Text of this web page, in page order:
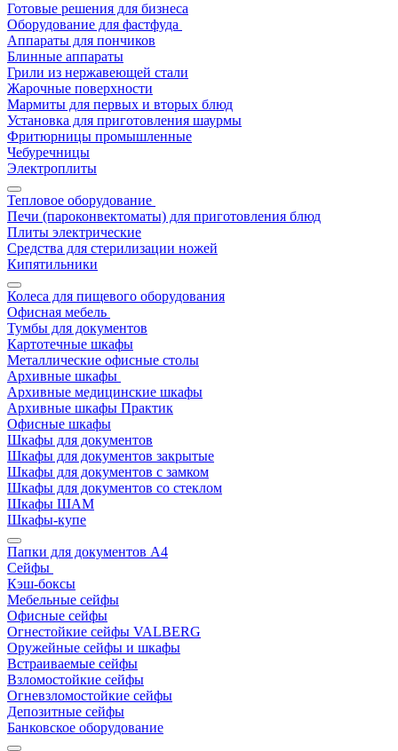
Готовые решения для бизнеса
Оборудование для фастфуда
Аппараты для пончиков
Блинные аппараты
Грили из нержавеющей стали
Жарочные поверхности
Мармиты для первых и вторых блюд
Установка для приготовления шаурмы
Фритюрницы промышленные
Чебуречницы
Электроплиты
Тепловое оборудование
Печи (пароконвектоматы) для приготовления блюд
Плиты электрические
Средства для стерилизации ножей
Кипятильники
Колеса для пищевого оборудования
Офисная мебель
Тумбы для документов
Картотечные шкафы
Металлические офисные столы
Архивные шкафы
Архивные медицинские шкафы
Архивные шкафы Практик
Офисные шкафы
Шкафы для документов
Шкафы для документов закрытые
Шкафы для документов с замком
Шкафы для документов со стеклом
Шкафы ШАМ
Шкафы-купе
Папки для документов A4
Сейфы
Кэш-боксы
Мебельные сейфы
Офисные сейфы
Огнестойкие сейфы VALBERG
Оружейные сейфы и шкафы
Встраиваемые сейфы
Взломостойкие сейфы
Огневзломостойкие сейфы
Депозитные сейфы
Банковское оборудование